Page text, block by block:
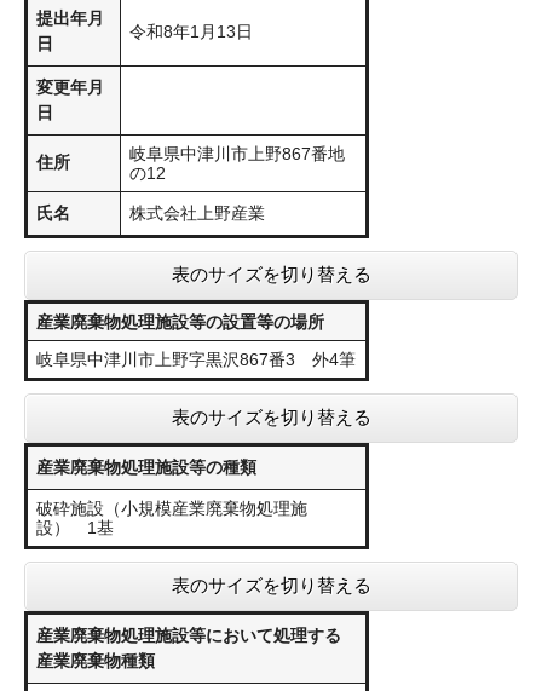
提出年月
日
令和8年1月13日
変更年月
日
住所
岐阜県中津川市上野867番地
の12
氏名 株式会社上野産業
表のサイズを切り替える
産業廃棄物処理施設等の設置等の場所
​岐阜県中津川市上野字黒沢867番3 外4筆
表のサイズを切り替える
産業廃棄物処理施設等の種類
破砕施設（小規模産業廃棄物処理施
設） 1基
表のサイズを切り替える
産業廃棄物処理施設等において処理する
産業廃棄物種類